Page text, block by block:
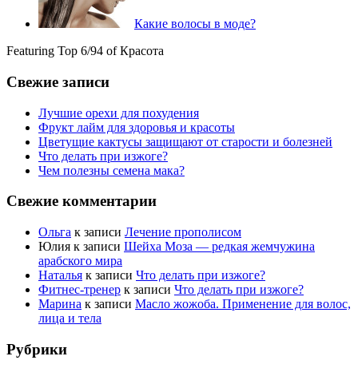
Какие волосы в моде?
Featuring Top 6/94 of Красота
Свежие записи
Лучшие орехи для похудения
Фрукт лайм для здоровья и красоты
Цветущие кактусы защищают от старости и болезней
Что делать при изжоге?
Чем полезны семена мака?
Свежие комментарии
Ольга к записи Лечение прополисом
Юлия к записи Шейха Моза — редкая жемчужина
арабского мира
Наталья к записи Что делать при изжоге?
Фитнес-тренер к записи Что делать при изжоге?
Марина к записи Масло жожоба. Применение для волос,
лица и тела
Рубрики